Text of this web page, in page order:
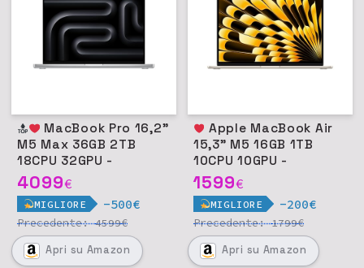
M5 Max 36GB 2TB
18CPU 32GPU -
Argento
4099€
MIGLIORE -500€
Precedente:4599€
Apri su Amazon
Apple MacBook Air
15,3" M5 16GB 1TB
10CPU 10GPU -
Galassia
1599€
MIGLIORE -200€
Precedente:1799€
Apri su Amazon